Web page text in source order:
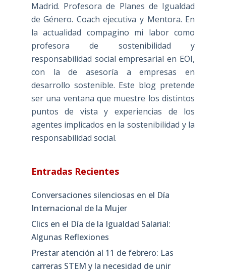
Madrid. Profesora de Planes de Igualdad
de Género. Coach ejecutiva y Mentora. En
la actualidad compagino mi labor como
profesora de sostenibilidad y
responsabilidad social empresarial en EOI,
con la de asesoría a empresas en
desarrollo sostenible. Este blog pretende
ser una ventana que muestre los distintos
puntos de vista y experiencias de los
agentes implicados en la sostenibilidad y la
responsabilidad social.
Entradas Recientes
Conversaciones silenciosas en el Día
Internacional de la Mujer
Clics en el Día de la Igualdad Salarial:
Algunas Reflexiones
Prestar atención al 11 de febrero: Las
carreras STEM y la necesidad de unir